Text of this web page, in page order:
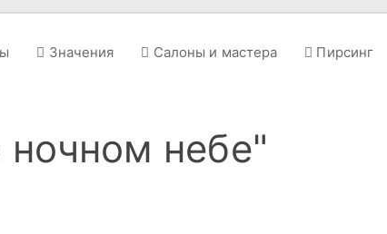
Значения Салоны и мастера Пирсинг
ночном небе"